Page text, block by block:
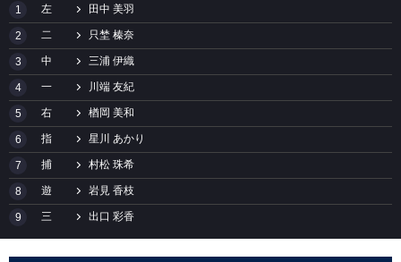
1 左 田中 美羽
2 二 只埜 榛奈
3 中 三浦 伊織
4 一 川端 友紀
5 右 楢岡 美和
6 指 星川 あかり
7 捕 村松 珠希
8 遊 岩見 香枝
9 三 出口 彩香